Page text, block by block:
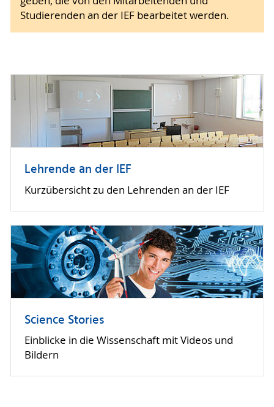
Studierenden an der IEF bearbeitet werden.
Lehrende an der IEF
Kurzübersicht zu den Lehrenden an der IEF
Science Stories
Einblicke in die Wissenschaft mit Videos und
Bildern